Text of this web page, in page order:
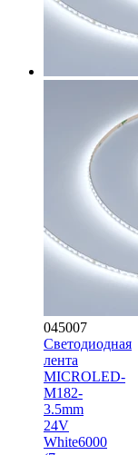
045007
Светодиодная
лента
MICROLED-
M182-
3.5mm
24V
White6000